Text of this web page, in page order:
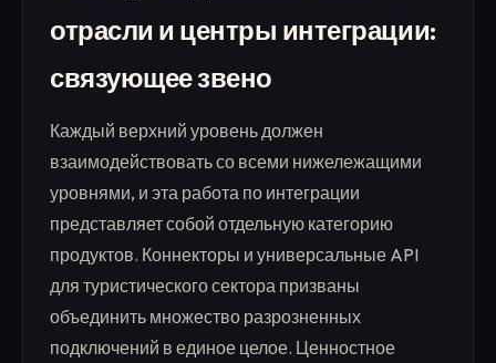
отрасли и центры интеграции:
связующее звено
Каждый верхний уровень должен
взаимодействовать со всеми нижележащими
уровнями, и эта работа по интеграции
представляет собой отдельную категорию
продуктов. Коннекторы и универсальные API
для туристического сектора призваны
объединить множество разрозненных
подключений в единое целое. Ценностное